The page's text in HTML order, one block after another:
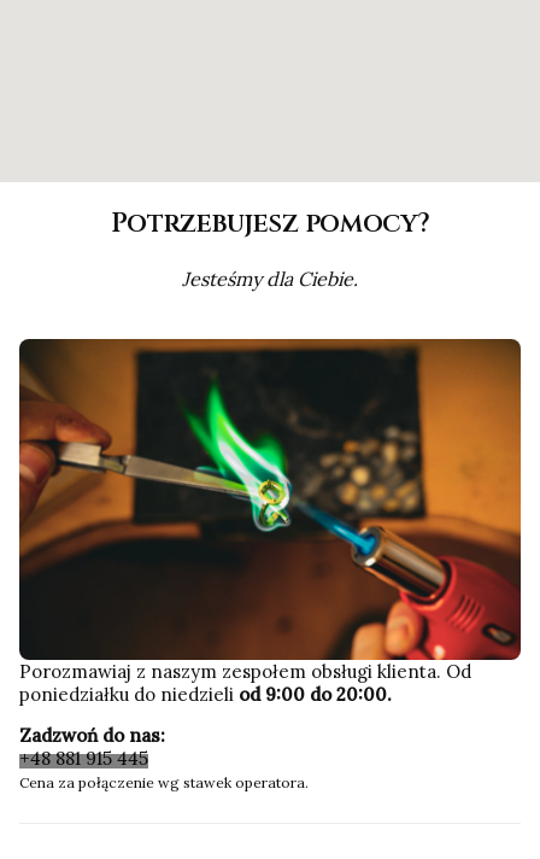
Potrzebujesz pomocy?
Jesteśmy dla Ciebie.
Porozmawiaj z naszym zespołem obsługi klienta. Od
poniedziałku do niedzieli od 9:00 do 20:00.
Zadzwoń do nas:
+48 881 915 445
Cena za połączenie wg stawek operatora.